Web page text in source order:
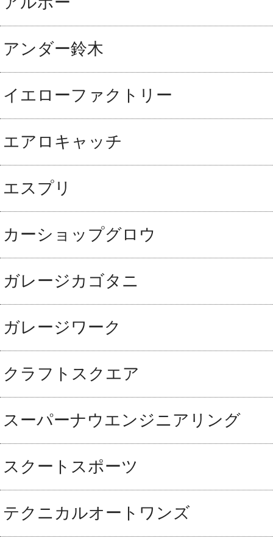
アンダー鈴木
イエローファクトリー
エアロキャッチ
エスプリ
カーショップグロウ
ガレージカゴタニ
ガレージワーク
クラフトスクエア
スーパーナウエンジニアリング
スクートスポーツ
テクニカルオートワンズ